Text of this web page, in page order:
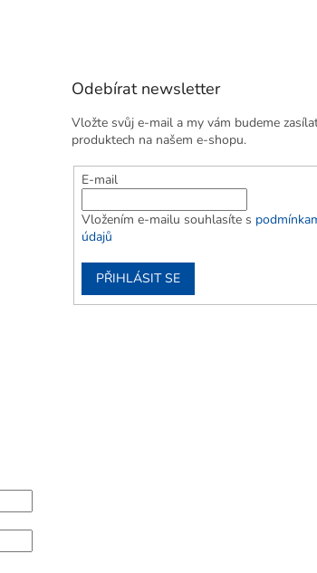
Odebírat newsletter
Vložte svůj e-mail a my vám budeme
produktech na našem e-shopu.
E-mail
Vložením e-mailu souhlasíte s
údajů
PŘIHLÁSIT SE